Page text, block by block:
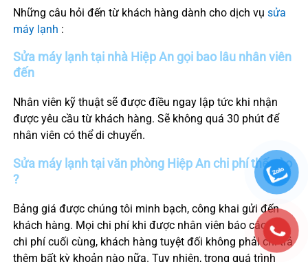
Những câu hỏi đến từ khách hàng dành cho dịch vụ sửa
máy lạnh :
Sửa máy lạnh tại nhà Hiệp Angọi bao lâu nhân viên
đến
Nhân viên kỹ thuật sẽ được điều ngay lập tức khi nhận
được yêu cầu từ khách hàng. Sẽ không quá 30 phút để
nhân viên có thể di chuyển.
Sửa máy lạnh tại văn phòng Hiệp Anchi phí thế nào
?
Bảng giá được chúng tôi minh bạch, công khai gửi đến
khách hàng. Mọi chi phí khi được nhân viên báo cáo là
chi phí cuối cùng, khách hàng tuyệt đối không phải chi trả
thêm bất kỳ khoản nào nữa. Tuy nhiên, trong quá trình